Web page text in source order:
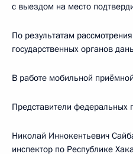
с выездом на место
По результатам
государственных органов
В работе мобильной
Представители федеральных
Николай Иннокентьевич
инспектор по Республике